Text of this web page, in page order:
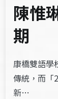
陳惟
期
康橋雙語學
傳統，而「
新…